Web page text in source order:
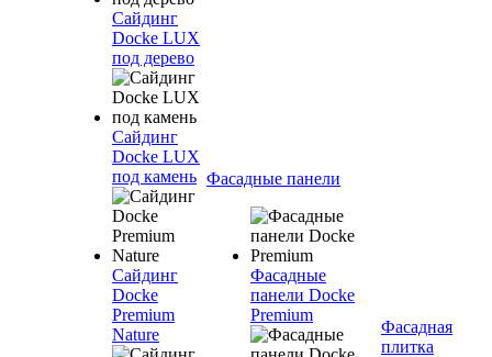
Сайдинг
Docke LUX
под дерево
Сайдинг
Docke LUX
под камень
Сайдинг
Docke
Premium
Nature
Фасадные панели
Фасадные
панели Docke
Premium
Фасадная
плитка